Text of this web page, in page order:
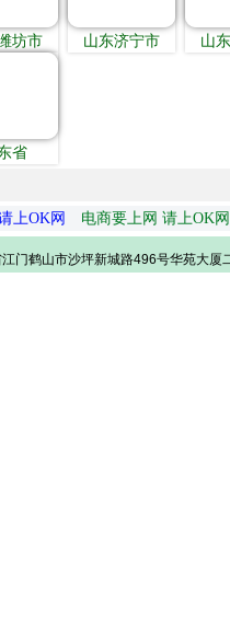
坊市 山东济宁市 山
省
上OK网 电商要上网 请上OK网
江门鹤山市沙坪新城路496号华苑大厦